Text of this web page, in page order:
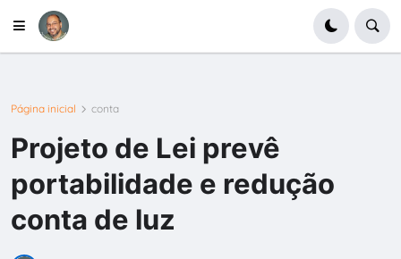
Página inicial conta
Projeto de Lei prevê
portabilidade e redução
conta de luz